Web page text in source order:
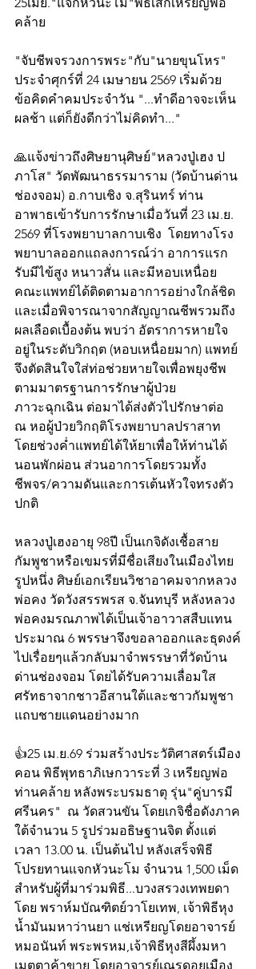
คล้าย
"จับชีพจรวงการพระ"กับ"นายขุนโหร"
ประจำศุกร์ที่ 24 เมษายน 2569 เริ่มด้วย
ข้อคิดคำคมประจำวัน "...ทำดีอาจจะเห็น
ผลช้า แต่ก็ยังดีกว่าไม่คิดทำ..."
🙏แจ้งข่าวถึงศิษยานุศิษย์"หลวงปู่เฮง ป
ภาโส" วัดพัฒนาธรรมาราม (วัดบ้านด่าน
ช่องจอม) อ.กาบเชิง จ.สุรินทร์ ท่าน
อาพาธเข้ารับการรักษาเมื่อวันที่ 23 เม.ย.
2569 ที่โรงพยาบาลกาบเชิง  โดยทางโรง
พยาบาลออกแถลงการณ์ว่า อาการแรก
รับมีไข้สูง หนาวสั่น และมีหอบเหนื่อย
คณะแพทย์ได้ติดตามอาการอย่างใกล้ชิด
และเมื่อพิจารณาจากสัญญาณชีพรวมถึง
ผลเลือดเบื้องต้น พบว่า อัตราการหายใจ
อยู่ในระดับวิกฤต (หอบเหนื่อยมาก) แพทย์
จึงตัดสินใจใส่ท่อช่วยหายใจเพื่อพยุงชีพ
ตามมาตรฐานการรักษาผู้ป่วย
ภาวะฉุกเฉิน ต่อมาได้ส่งตัวไปรักษาต่อ
ณ หอผู้ป่วยวิกฤติโรงพยาบาลปราสาท
โดยช่วงค่ำแพทย์ได้ให้ยาเพื่อให้ท่านได้
นอนพักผ่อน ส่วนอาการโดยรวมทั้ง
ชีพจร/ความดันและการเต้นหัวใจทรงตัว
ปกติ
หลวงปู่เฮงอายุ 98ปี เป็นเกจิดังเชื้อสาย
กัมพูชาหรือเขมรที่มีชื่อเสียงในเมืองไทย
รูปหนึ่ง ศิษย์เอกเรียนวิชาอาคมจากหลวง
พ่อคง วัดวังสรรพรส จ.จันทบุรี หลังหลวง
พ่อคงมรณภาพได้เป็นเจ้าอาวาสสืบแทน
ประมาณ 6 พรรษาจึงขอลาออกและธุดงค์
ไปเรื่อยๆแล้วกลับมาจำพรรษาที่วัดบ้าน
ด่านช่องจอม โดยได้รับความเลื่อมใส
ศรัทธาจากชาวอีสานใต้และชาวกัมพูชา
แถบชายแดนอย่างมาก
👍25 เม.ย.69 ร่วมสร้างประวัติศาสตร์เมือง
คอน พิธีพุทธาภิเษกวาระที่ 3 เหรียญพ่อ
ท่านคล้าย หลังพระบรมธาตุ รุ่น"คู่บารมี
ศรีนคร"  ณ วัดสวนขัน โดยเกจิชื่อดังภาค
ใต้จำนวน 5 รูปร่วมอธิษฐานจิต ตั้งแต่
เวลา 13.00 น. เป็นต้นไป หลังเสร็จพิธี
โปรยทานแจกหัวนะโม จำนวน 1,500 เม็ด
สำหรับผู้ที่มาร่วมพิธี...บวงสรวงเทพยดา
โดย พราห์มบัณฑิตย์วาโยเทพ, เจ้าพิธีหุง
น้ำมันมหาว่านยา แช่เหรียญโดยอาจารย์
หมอนันท์ พระพรหม,เจ้าพิธีหุงสีผึ้งมหา
เมตตาค้าขาย โดยอาจารย์เณรดอยเมือง